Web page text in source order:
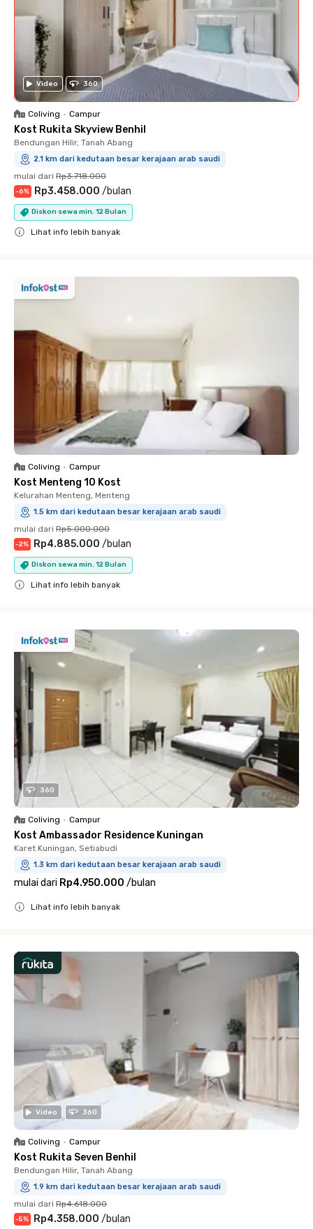
Video 360
Coliving • Campur
Kost Rukita Skyview Benhil
Bendungan Hilir, Tanah Abang
2.1 km dari kedutaan besar kerajaan arab saudi
mulai dari Rp3.718.000
-6% Rp3.458.000 /bulan
Diskon sewa min. 12 Bulan
Lihat info lebih banyak
Coliving • Campur
Kost Menteng 10 Kost
Kelurahan Menteng, Menteng
1.5 km dari kedutaan besar kerajaan arab saudi
mulai dari Rp5.000.000
-2% Rp4.885.000 /bulan
Diskon sewa min. 12 Bulan
Lihat info lebih banyak
360
Coliving • Campur
Kost Ambassador Residence Kuningan
Karet Kuningan, Setiabudi
1.3 km dari kedutaan besar kerajaan arab saudi
mulai dari Rp4.950.000 /bulan
Lihat info lebih banyak
Video 360
Coliving • Campur
Kost Rukita Seven Benhil
Bendungan Hilir, Tanah Abang
1.9 km dari kedutaan besar kerajaan arab saudi
mulai dari Rp4.618.000
-5% Rp4.358.000 /bulan